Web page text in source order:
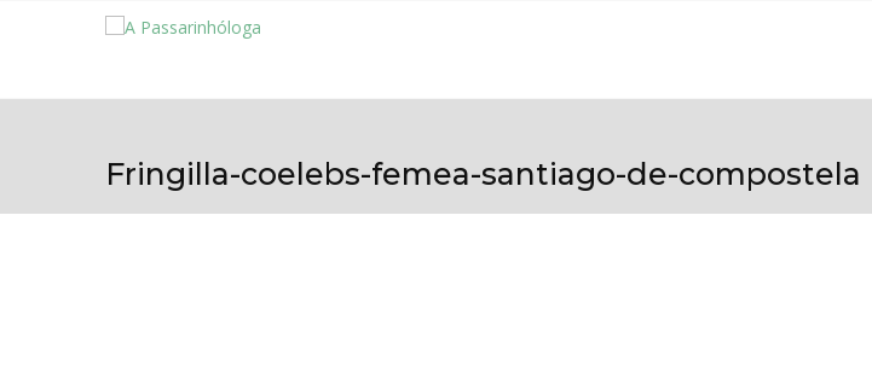
Fringilla-coelebs-femea-santiago-de-compostela